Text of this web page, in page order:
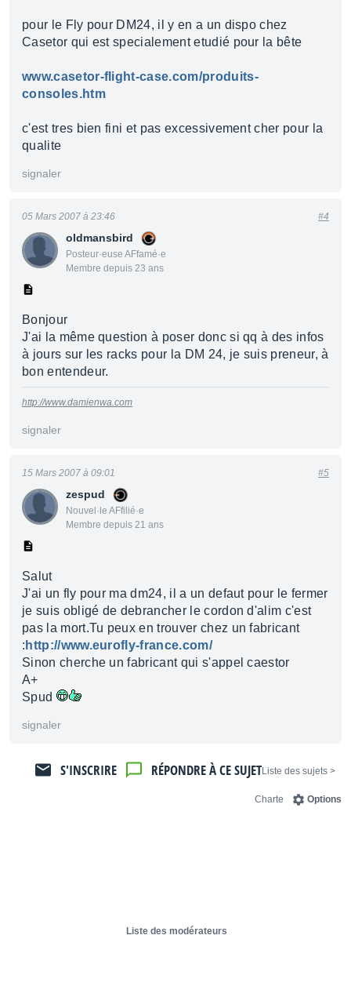
pour le Fly pour DM24, il y en a un dispo chez
Casetor qui est specialement etudié pour la bête
www.casetor-flight-case.com/produits-
consoles.htm
c'est tres bien fini et pas excessivement cher pour la
qualite
signaler
oldmansbird
Posteur·euse AFfamé·e
Membre depuis 23 ans
05 Mars 2007 à 23:46 #4
Bonjour
J'ai la même question à poser donc si qq à des infos
à jours sur les racks pour la DM 24, je suis preneur, à
bon entendeur.
http://www.damienwa.com
signaler
zespud
Nouvel·le AFfilié·e
Membre depuis 21 ans
15 Mars 2007 à 09:01 #5
Salut
J'ai un fly pour ma dm24, il a un defaut pour le fermer
je suis obligé de debrancher le cordon d'alim c'est
pas la mort.Tu peux en trouver chez un fabricant
: http://www.eurofly-france.com/
Sinon cherche un fabricant qui s'appel caestor
A+
Spud
signaler
< Liste des sujets
RÉPONDRE À CE SUJET
S'INSCRIRE
Options
Charte
Liste des modérateurs